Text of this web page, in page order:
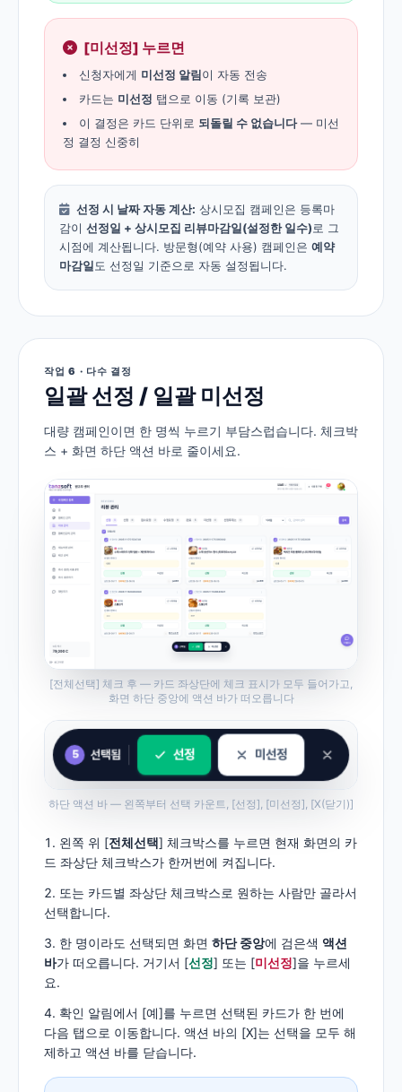
[미선정] 누르면
신청자에게 미선정 알림이 자동 전송
카드는 미선정 탭으로 이동 (기록 보관)
이 결정은 카드 단위로 되돌릴 수 없습니다— 미선
정 결정 신중히
선정 시 날짜 자동 계산: 상시모집 캠페인은 등록마
감이 선정일 + 상시모집 리뷰마감일(설정한 일수)로 그
시점에 계산됩니다. 방문형(예약 사용) 캠페인은 예약
마감일도 선정일 기준으로 자동 설정됩니다.
작업 6 · 다수 결정
일괄 선정 / 일괄 미선정
대량 캠페인이면 한 명씩 누르기 부담스럽습니다. 체크박
스 + 화면 하단 액션 바로 줄이세요.
[전체선택] 체크 후 — 카드 좌상단에 체크 표시가 모두 들어가고,
화면 하단 중앙에 액션 바가 떠오릅니다
하단 액션 바 — 왼쪽부터 선택 카운트, [선정], [미선정], [X(닫기)]
왼쪽 위 [전체선택] 체크박스를 누르면 현재 화면의 카
드 좌상단 체크박스가 한꺼번에 켜집니다.
또는 카드별 좌상단 체크박스로 원하는 사람만 골라서
선택합니다.
한 명이라도 선택되면 화면 하단 중앙에 검은색 액션
바가 떠오릅니다. 거기서 [선정] 또는 [미선정]을 누르세
요.
확인 알림에서 [예]를 누르면 선택된 카드가 한 번에
다음 탭으로 이동합니다. 액션 바의 [X]는 선택을 모두 해
제하고 액션 바를 닫습니다.